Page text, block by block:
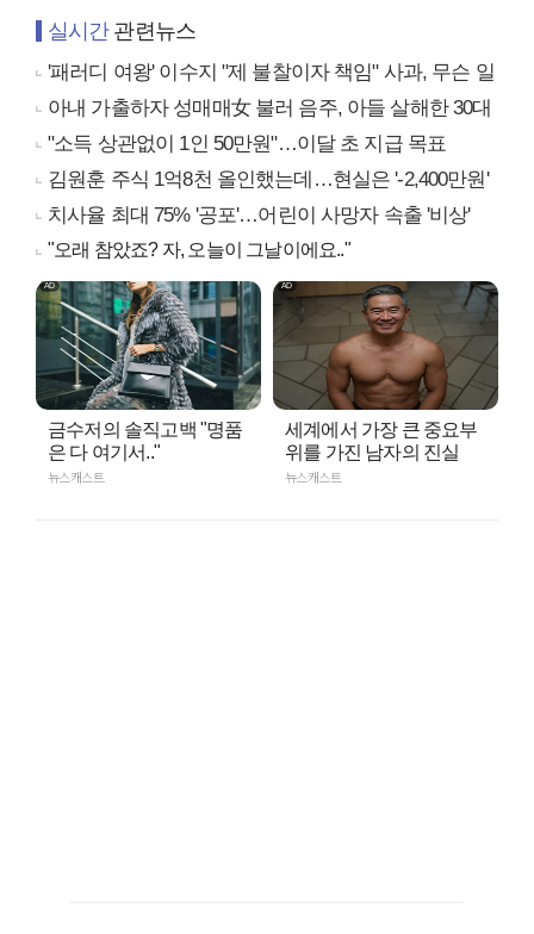
실시간관련뉴스
'패러디 여왕' 이수지 "제 불찰이자 책임" 사과, 무슨 일
아내 가출하자 성매매女 불러 음주, 아들 살해한 30대
"소득 상관없이 1인 50만원"…이달 초 지급 목표
김원훈 주식 1억8천 올인했는데…현실은 '-2,400만원'
치사율 최대 75% '공포'…어린이 사망자 속출 '비상'
"오래 참았죠? 자, 오늘이 그날이에요.."
금수저의 솔직고백 "명품
은 다 여기서.."
뉴스캐스트
세계에서 가장 큰 중요부
위를 가진 남자의 진실
뉴스캐스트